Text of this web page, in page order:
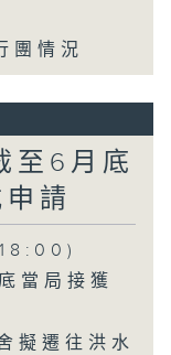
團情況
至6月底
請
當局接獲
擬遷往洪水